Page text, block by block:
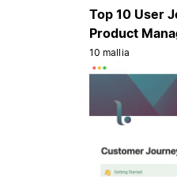
Top 10 User
Product
10 mallia